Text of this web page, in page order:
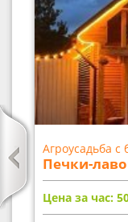
Агроусадьба с
Печки-
Цена за час: